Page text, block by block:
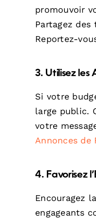
promouvoir
Partagez
Reportez-
3. Utilisez les
Si votre
large public.
votre
Annonces de
4. Favorisez
Encouragez
engageants